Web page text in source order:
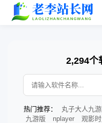
2,294个
热门推荐： 丸子大人九
九游版
nplayer 观影